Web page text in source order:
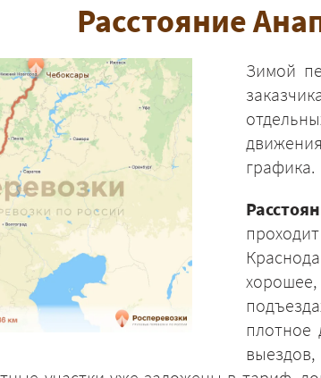
Расстояние
Зимой
графика.
хорошее,
плотное